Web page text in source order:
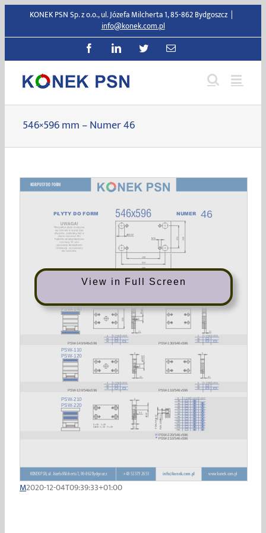
zawartości
KONEK PSN Sp. z o.o., ul. Józefa Milcherta 1, 85-862 Bydgoszcz |
info@konek.com.pl
FacebookLinkedInTwitterE-
546×596 mm – Numer 46
View in Full Screen
M2020-12-04T09:39:33+01:00